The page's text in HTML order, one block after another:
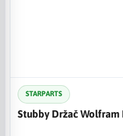
STARPARTS
Stubby Držač Wolfram